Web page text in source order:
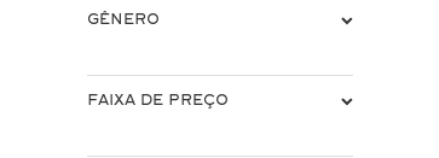
GÊNERO
FAIXA DE PREÇO